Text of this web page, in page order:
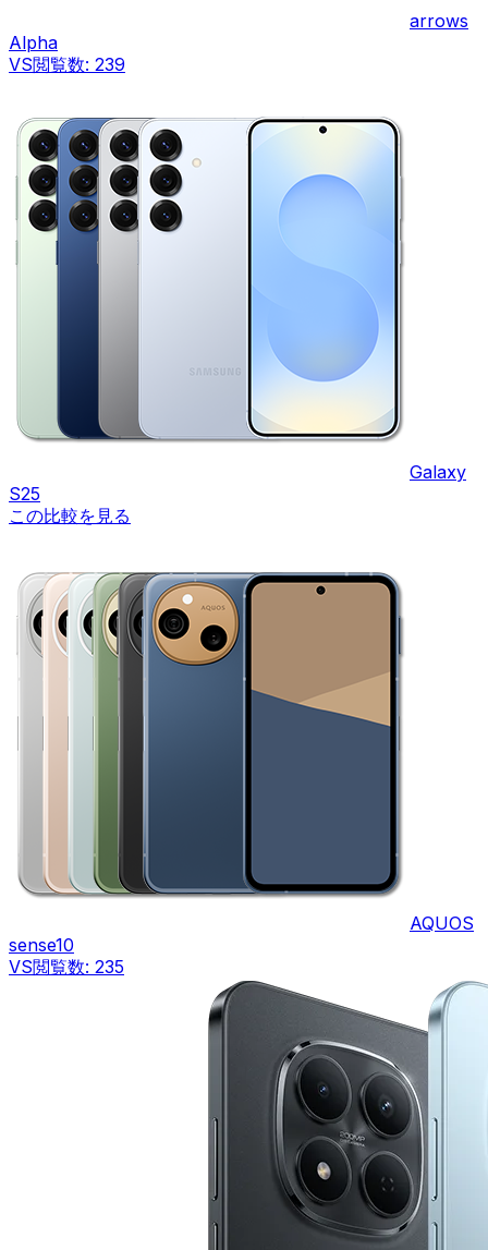
arrows
Alpha
VS閲覧数: 239
Galaxy
S25
この比較を見る
AQUOS
sense10
VS閲覧数: 235